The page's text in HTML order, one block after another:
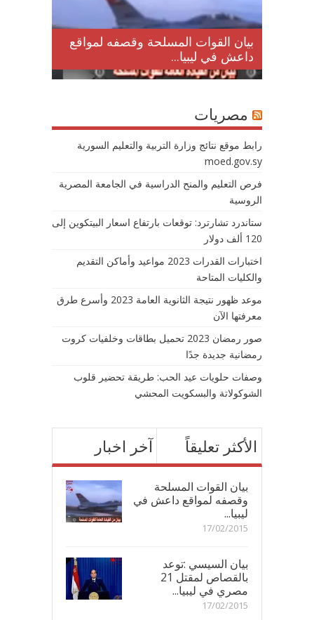
بيان القوات المسلحة وقصفه لمواقع
داعش في ليبيا...
مصريات
رابط موقع نتائج وزارة التربية والتعليم السورية
moed.gov.sy
فرص التعليم والمنح الدراسية في الجامعة المصرية
الروسية
ستاندرد تشارترد: توقعات بارتفاع اسعار البيتكوين إلى
120 ألف دولار
اختبارات القدرات 2023 مواعيد وأماكن التقديم
والكليات المتاحة
موعد ظهور نتيجة الثانوية العامة 2023 وأسرع طرق
معرفتها الآن
صور رمضان 2023 تحميل بطاقات وخلفيات كروت
رمضانية جديدة جدًا
وصفات حلويات عيد الحب: طريقة تحضير قلوب
الشوكولاتة والبسكويت المحشي
آخر اخبار الأكثر تعليقاً
بيان القوات المسلحة
وقصفه لمواقع داعش في
ليبيا...
17/02/2015
بيان السيسي :توعد
بالقصاص لمقتل 21
مصري في ليبيا...
17/02/2015